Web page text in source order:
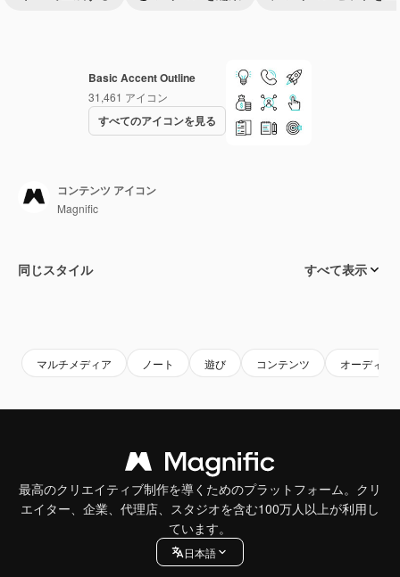
Basic Accent Outline
31,461 アイコン
すべてのアイコンを見る
コンテンツ アイコン
Magnific
同じスタイル すべて表示
マルチメディア ノート 遊び コンテンツ オーディオ
最高のクリエイティブ制作を導くためのプラットフォーム。クリ
エイター、企業、代理店、スタジオを含む100万人以上が利用し
ています。
日本語